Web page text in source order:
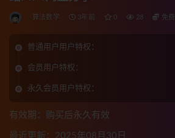
算法数学 3年前 0 28 免费
普通用户用户特权：
会员用户特权：
永久会员用户特权：
有效期：购买后永久有效
最近更新：2025年08月30日